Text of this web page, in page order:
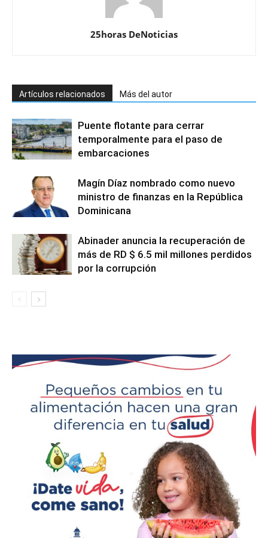
25horas DeNoticias
Artículos relacionados Más del autor
Puente flotante para cerrar
temporalmente para el paso de
embarcaciones
Magín Díaz nombrado como nuevo
ministro de finanzas en la República
Dominicana
Abinader anuncia la recuperación de
más de RD $ 6.5 mil millones perdidos
por la corrupción